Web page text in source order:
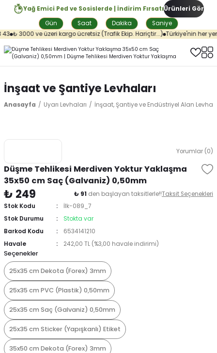
Yağ Emici Ped ve Sosislerde | İndirim Fırsatı
Gün
Saat Dakika Saniye
Ürünleri Gör
₺ 3000 ve üzeri kargo ücretsiz (Trafik Ekip. Hariçtir...) Türkiye'nin her
İnşaat ve Şantiye Levhaları
Anasayfa Uyarı Levhaları İnşaat, Şantiye ve Endüstriyel Alan
Yorumlar (0)
Düşme Tehlikesi Merdiven Yoktur Yaklaşma
35x50 cm Saç (Galvaniz) 0,50mm
₺ 249 ₺ 91 den başlayan taksitlerle!!Taksit Seçenekleri
Stok Kodu
İlk-089_7
Stok Durumu
Stokta var
Barkod Kodu
6534141210
Havale
242,00 TL (%3,00 havale indirimi)
Seçenekler
25x35 cm Dekota (Forex) 3mm
25x35 cm PVC (Plastik) 0,50mm
25x35 cm Saç (Galvaniz) 0,50mm
25x35 cm Sticker (Yapışkanlı) Etiket
35x50 cm Dekota (Forex) 3mm